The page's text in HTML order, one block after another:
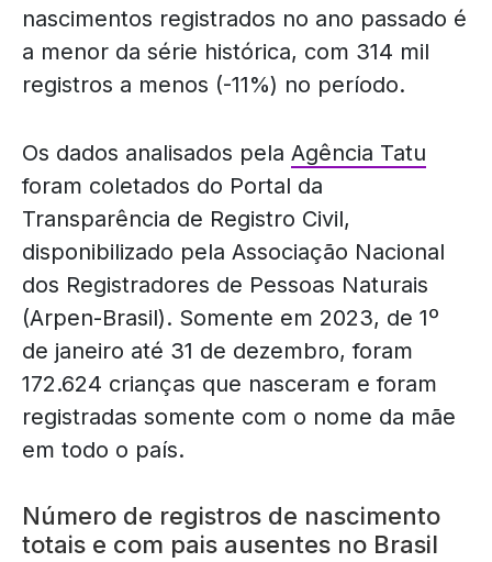
nascimentos registrados no ano passado é
a menor da série histórica, com 314 mil
registros a menos (-11%) no período.
Os dados analisados pela Agência Tatu
foram coletados do Portal da
Transparência de Registro Civil,
disponibilizado pela Associação Nacional
dos Registradores de Pessoas Naturais
(Arpen-Brasil). Somente em 2023, de 1º
de janeiro até 31 de dezembro, foram
172.624 crianças que nasceram e foram
registradas somente com o nome da mãe
em todo o país.
Número de registros de nascimento
totais e com pais ausentes no Brasil